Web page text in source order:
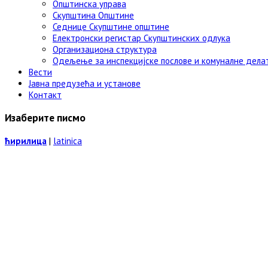
Општинска управа
Скупштина Општине
Седнице Скупштине општине
Електронски регистар Скупштинских одлука
Организациона структура
Одељење за инспекцијске послове и комуналне
Вести
Јавна предузећа и установе
Контакт
Изаберите писмо
ћирилица | latinica